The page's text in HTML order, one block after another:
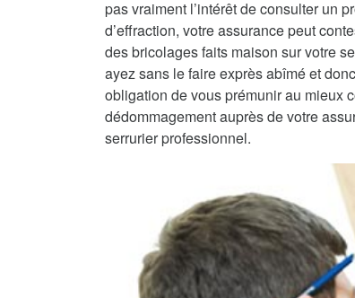
pas vraiment l’intérêt de consulter un
d’effraction, votre assurance peut
des bricolages faits maison sur votre
ayez sans le faire exprès abîmé et
obligation de vous prémunir au mieux
dédommagement auprès de votre
serrurier professionnel.